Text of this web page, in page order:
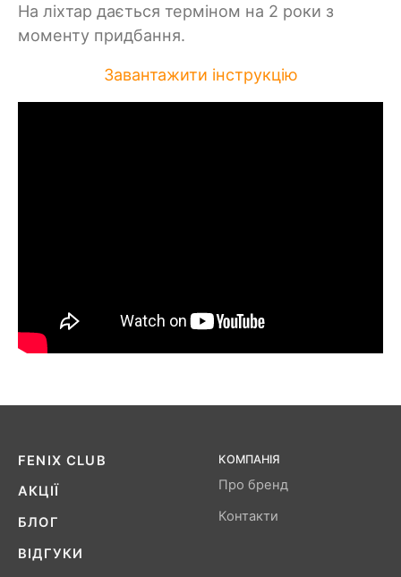
На ліхтар дається терміном на 2 роки з
моменту придбання.
Завантажити інструкцію
FENIX ​​CLUB
АКЦІЇ
БЛОГ
ВІДГУКИ
КОМПАНІЯ
Про бренд
Контакти